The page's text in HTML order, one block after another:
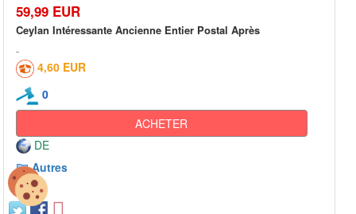
59,99 EUR
Ceylan Intéressante Ancienne Entier Postal Après
4,60 EUR
0
ACHETER
DE
Autres